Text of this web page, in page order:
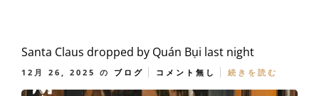
Santa Claus dropped by Quán Bụi last night
12月 26, 2025 の ブログ コメント無し 続きを読む